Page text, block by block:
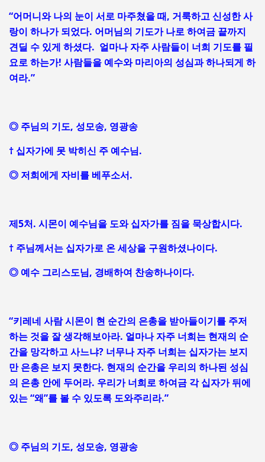
“어머니와 나의 눈이 서로 마주쳤을 때, 거룩하고 신성한 사
랑이 하나가 되었다. 어머님의 기도가 나로 하여금 끝까지
견딜 수 있게 하셨다. 얼마나 자주 사람들이 너희 기도를 필
요로 하는가! 사람들을 예수와 마리아의 성심과 하나되게 하
여라.”
◎ 주님의 기도, 성모송, 영광송
† 십자가에 못 박히신 주 예수님.
◎ 저희에게 자비를 베푸소서.
제5처. 시몬이 예수님을 도와 십자가를 짐을 묵상합시다.
† 주님께서는 십자가로 온 세상을 구원하셨나이다.
◎ 예수 그리스도님, 경배하여 찬송하나이다.
“키레네 사람 시몬이 현 순간의 은총을 받아들이기를 주저
하는 것을 잘 생각해보아라. 얼마나 자주 너희는 현재의 순
간을 망각하고 사느냐? 너무나 자주 너희는 십자가는 보지
만 은총은 보지 못한다. 현재의 순간을 우리의 하나된 성심
의 은총 안에 두어라. 우리가 너희로 하여금 각 십자가 뒤에
있는 “왜”를 볼 수 있도록 도와주리라.”
◎ 주님의 기도, 성모송, 영광송